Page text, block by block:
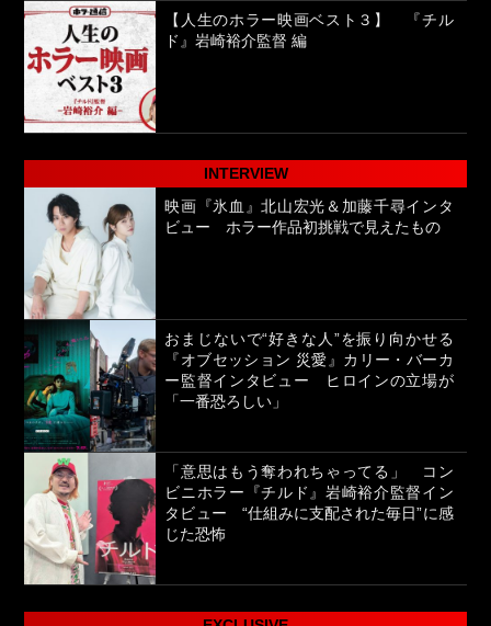
【人生のホラー映画ベスト３】 『チル
ド』岩崎裕介監督 編
INTERVIEW
映画『氷血』北山宏光＆加藤千尋インタ
ビュー ホラー作品初挑戦で見えたもの
おまじないで“好きな人”を振り向かせる
『オブセッション 災愛』カリー・バーカ
ー監督インタビュー ヒロインの立場が
「一番恐ろしい」
「意思はもう奪われちゃってる」 コン
ビニホラー『チルド』岩崎裕介監督イン
タビュー “仕組みに支配された毎日”に感
じた恐怖